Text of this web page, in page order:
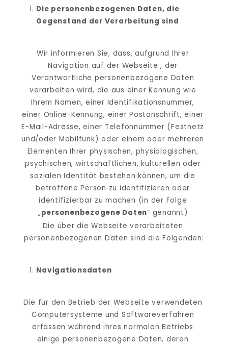
Die personenbezogenen Daten, die
Gegenstand der Verarbeitung sind
Wir informieren Sie, dass, aufgrund Ihrer
Navigation auf der Webseite , der
Verantwortliche personenbezogene Daten
verarbeiten wird, die aus einer Kennung wie
Ihrem Namen, einer Identifikationsnummer,
einer Online-Kennung, einer Postanschrift, einer
E-Mail-Adresse, einer Telefonnummer (Festnetz
und/oder Mobilfunk) oder einem oder mehreren
Elementen Ihrer physischen, physiologischen,
psychischen, wirtschaftlichen, kulturellen oder
sozialen Identität bestehen können, um die
betroffene Person zu identifizieren oder
identifizierbar zu machen (in der Folge
„personenbezogene Daten“ genannt).
Die über die Webseite verarbeiteten
personenbezogenen Daten sind die Folgenden:
Navigationsdaten
Die für den Betrieb der Webseite verwendeten
Computersysteme und Softwareverfahren
erfassen während ihres normalen Betriebs
einige personenbezogene Daten, deren